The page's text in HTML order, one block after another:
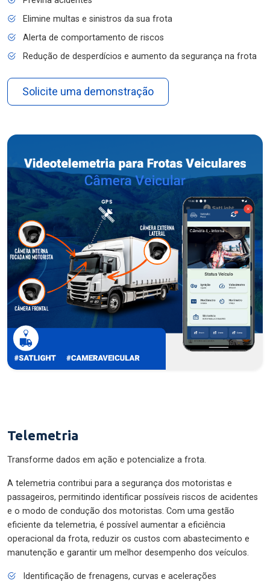
Elimine multas e sinistros da sua frota
Alerta de comportamento de riscos
Redução de desperdícios e aumento da segurança na frota
Solicite uma demonstração
Telemetria
Transforme dados em ação e potencialize a frota.
A telemetria contribui para a segurança dos motoristas e
passageiros, permitindo identificar possíveis riscos de acidentes
e o modo de condução dos motoristas. Com uma gestão
eficiente da telemetria, é possível aumentar a eficiência
operacional da frota, reduzir os custos com abastecimento e
manutenção e garantir um melhor desempenho dos veículos.
Identificação de frenagens, curvas e acelerações